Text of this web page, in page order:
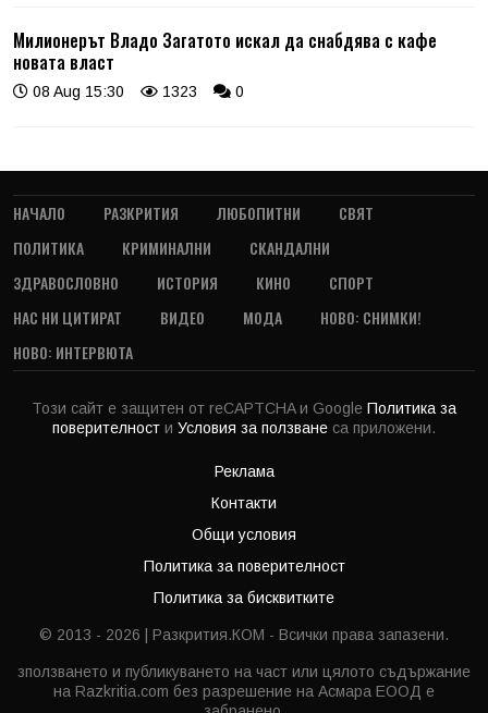
Милионерът Владо Загатото искал да снабдява с кафе
новата власт
08 Aug 15:30 1323 0
НАЧАЛО РАЗКРИТИЯ ЛЮБОПИТНИ
СВЯТ
ПОЛИТИКА
КРИМИНАЛНИ
СКАНДАЛНИ
ЗДРАВОСЛОВНО
ИСТОРИЯ КИНО
СПОРТ
НАС НИ ЦИТИРАТ
ВИДЕО МОДА
НОВО: СНИМКИ!
НОВО: ИНТЕРВЮТА
Този сайт е защитен от reCAPTCHA и Google Политика за
поверителност и Условия за ползване са приложени.
Реклама
Контакти
Общи условия
Политика за поверителност
Политика за бисквитките
© 2013 - 2026 | Разкрития.КОМ - Всички права запазени.
зползването и публикуването на част или цялото съдържание
на Razkritia.com без разрешение на Асмара ЕООД е